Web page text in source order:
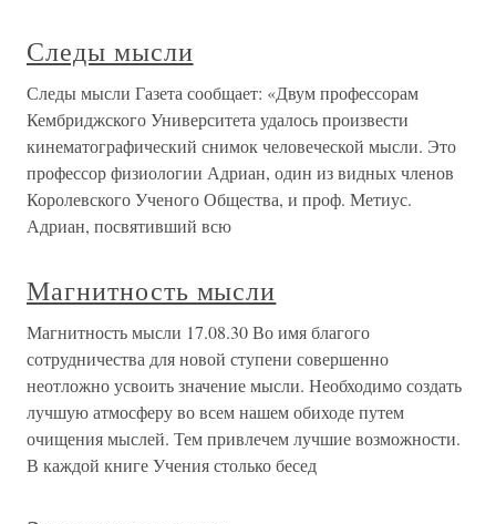
Следы мысли
Следы мысли Газета сообщает: «Двум профессорам
Кембриджского Университета удалось произвести
кинематографический снимок человеческой мысли. Это
профессор физиологии Адриан, один из видных членов
Королевского Ученого Общества, и проф. Метиус.
Адриан, посвятивший всю
Магнитность мысли
Магнитность мысли 17.08.30 Во имя благого
сотрудничества для новой ступени совершенно
неотложно усвоить значение мысли. Необходимо создать
лучшую атмосферу во всем нашем обиходе путем
очищения мыслей. Тем привлечем лучшие возможности.
В каждой книге Учения столько бесед